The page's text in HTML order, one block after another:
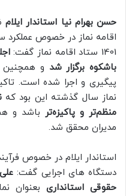
حسن بهرام نیا استاندار ایلام
اقامه نماز در خصوص عملکرد
1401 ستاد اقامه نماز گفت:
باشکوه برگزار شد و همچنین
پیگیری و اجرا شده است.
نماز سال گذشته این بود که
منظم‌تر و پاکیزه‌ترباشد و
مدیران محقق شد.
دستگاه های اجرایی گفت:
حقوقی استانداری بعنوان